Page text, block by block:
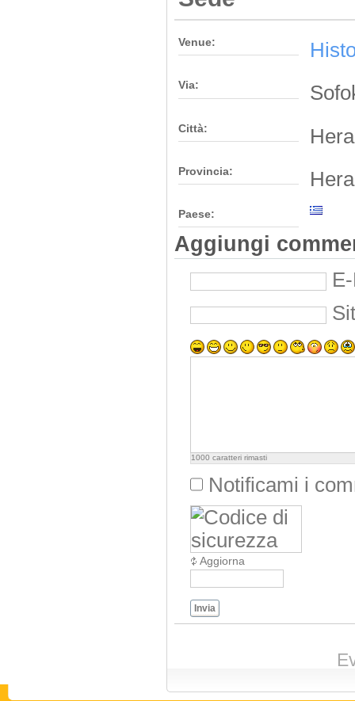
Venue:
Via:
Città:
Provincia:
Paese:
Aggiungi
1000 caratteri rimasti
Notificami i
Aggiorna
Invia